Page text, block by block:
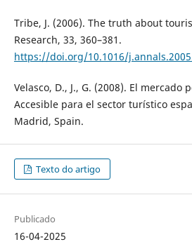
Tribe, J. (2006). The truth about
Research, 33, 360–381.
https://doi.org/10.1016/
Velasco, D., J., G. (2008). El mercado
Accesible para el sector turístico
Madrid, Spain.
Texto do artigo
Publicado
16-04-2025